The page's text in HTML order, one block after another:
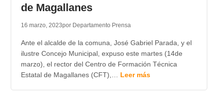
de Magallanes
16 marzo, 2023por Departamento Prensa
Ante el alcalde de la comuna, José Gabriel Parada, y el
ilustre Concejo Municipal, expuso este martes (14de
marzo), el rector del Centro de Formación Técnica
Estatal de Magallanes (CFT),… Leer más